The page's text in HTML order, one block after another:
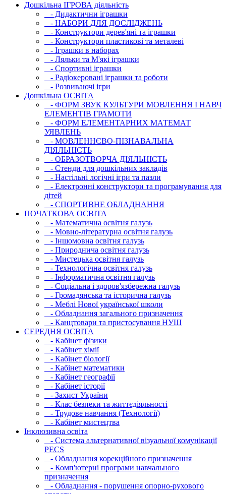
Дошкільна ІГРОВА діяльність
- Дидактични іграшки
- НАБОРИ ДЛЯ ДОСЛІДЖЕНЬ
- Конструктори дерев'яні та іграшки
- Конструктори пластикові та металеві
- Іграшки в наборах
- Ляльки та М'які іграшки
- Спортивні іграшки
- Радіокеровані іграшки та роботи
- Розвиваючі ігри
Дошкільна ОСВIТА
- ФОРМ ЗВУК КУЛЬТУРИ МОВЛЕННЯ І НАВЧ
ЕЛЕМЕНТІВ ГРАМОТИ
- ФОРМ ЕЛЕМЕНТАРНИХ МАТЕМАТ
УЯВЛЕНЬ
- МОВЛЕННЄВО-ПІЗНАВАЛЬНА
ДІЯЛЬНІСТЬ
- ОБРАЗОТВОРЧА ДІЯЛЬНІСТЬ
- Стенди для дошкільних закладів
- Настільні логічні ігри та пазли
- Електронні конструктори та програмування для
дітей
- СПОРТИВНЕ ОБЛАДНАННЯ
ПОЧАТКОВА ОСВIТА
- Математична освітня галузь
- Мовно-літературна освітня галузь
- Iншомовна освітня галузь
- Природнича освітня галузь
- Мистецька освітня галузь
- Технологічна освітня галузь
- Інфopматична освітня галузь
- Соціальна і здоров'язбережна галузь
- Громадянська та історична галузь
- Меблі Нової української школи
- Обладнання загального призначення
- Канцтовари та пристосування НУШ
СЕРЕДНЯ ОСВIТА
- Кабінет фізики
- Кабінет хімії
- Кабінет біології
- Кабінет математики
- Кабінет географії
- Кабінет історії
- Захист України
- Клас безпеки та життєдіяльності
- Трудове навчання (Технології)
- Кабінет мистецтва
Інклюзивна освіта
- Система альтернативної візуальної комунікації
PECS
- Обладнання корекційного призначення
- Комп'ютерні програми навчального
призначення
- Обладнання - порушення опорно-рухового